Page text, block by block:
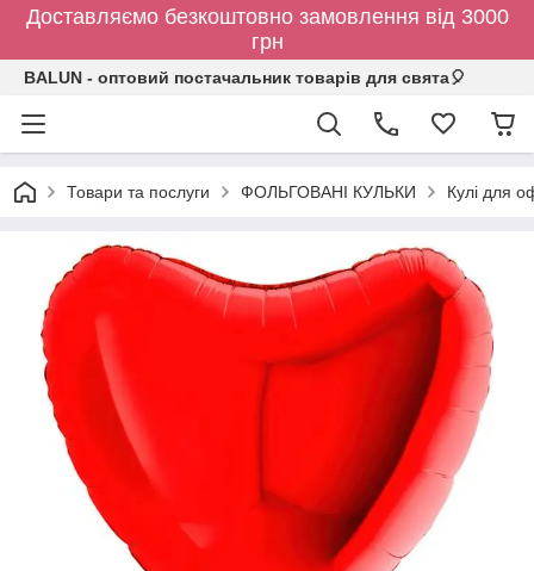
Доставляємо безкоштовно замовлення від 3000
грн
BALUN - оптовий постачальник товарів для свята🎈
Товари та послуги ФОЛЬГОВАНІ КУЛЬКИ Кулі для